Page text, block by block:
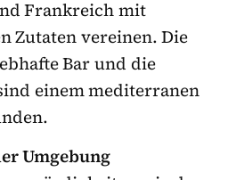
Frankreich mit
Zutaten vereinen. Die
Bar und die
einem mediterranen
Umgebung